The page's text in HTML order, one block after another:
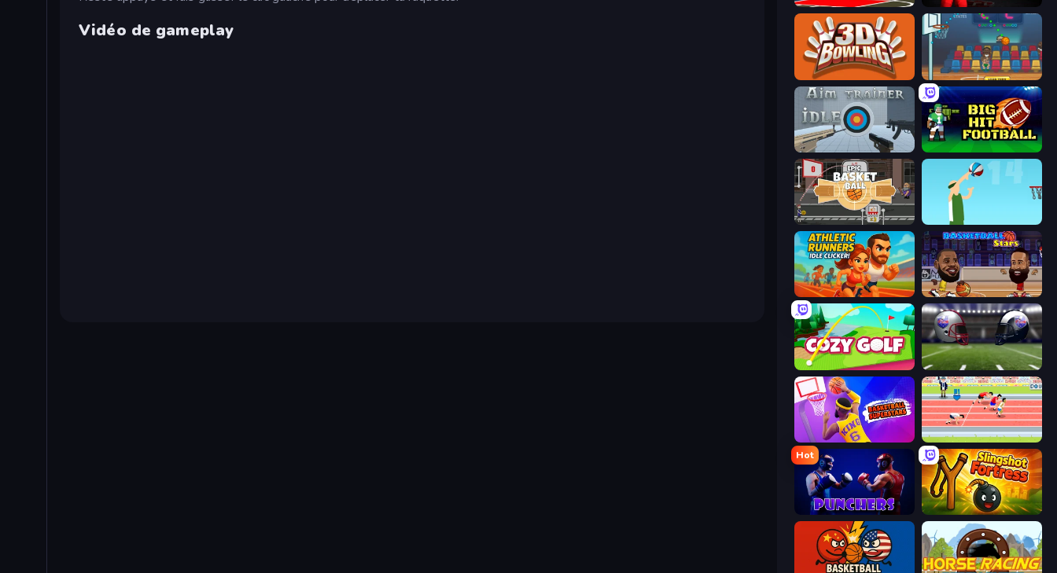
Vidéo de gameplay
Basketball Skills Axis Football League
3D Bowling Basket Champs
Aim Trainer Idle Big Hit Football
Epic Basketball Street Ball Jam
Athletic Runners: Idle Clicker Basketball Stars
Cozy Golf 4th and Goal 2019
Basketball Superstars Sports Hero
Hot
Punchers Slingshot Fortress